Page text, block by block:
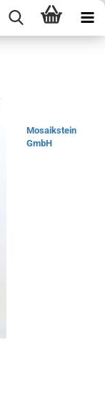
Mosaikstein
GmbH